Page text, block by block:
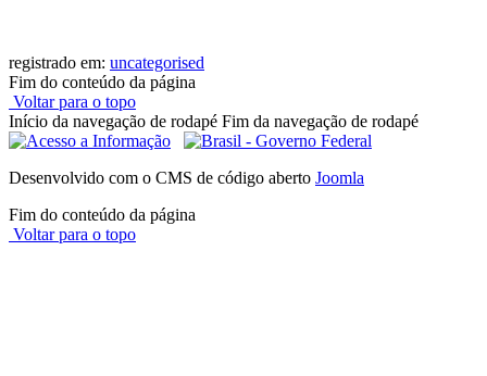
registrado em: uncategorised
Fim do conteúdo da página
Voltar para o topo
Início da navegação de rodapé Fim da navegação de rodapé
Desenvolvido com o CMS de código aberto Joomla
Fim do conteúdo da página
Voltar para o topo